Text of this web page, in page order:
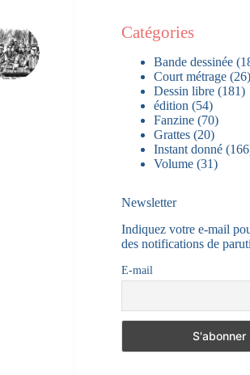
Catégories
Bande dessinée
Court métrage(26)
Dessin libre(181)
édition (54)
Fanzine(70)
Grattes(20)
Instant donné
Volume(31)
Newsletter
Indiquez votre e-mail
des notifications de
E-mail